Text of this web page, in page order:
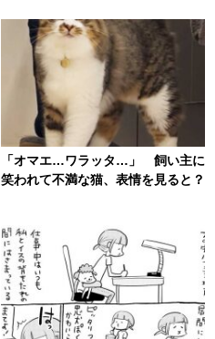
「オマエ…ワラッタ…」 飼い主に
笑われて不満な猫、表情を見ると？